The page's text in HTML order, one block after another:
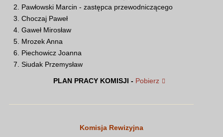
Pawłowski Marcin - zastępca przewodniczącego
Choczaj Paweł
Gaweł Mirosław
Mrozek Anna
Piechowicz Joanna
Siudak Przemysław
PLAN PRACY KOMISJI - Pobierz
Komisja Rewizyjna